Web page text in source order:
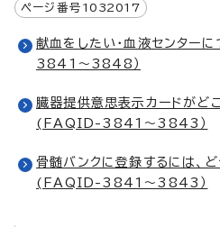
ページ番号 1032017
献血をしたい・血液センター
3841～3848）
臓器提供意思表示カードがど
(FAQID-3841～3843）
骨髄バンクに登録するには、
(FAQID-3841～3843）